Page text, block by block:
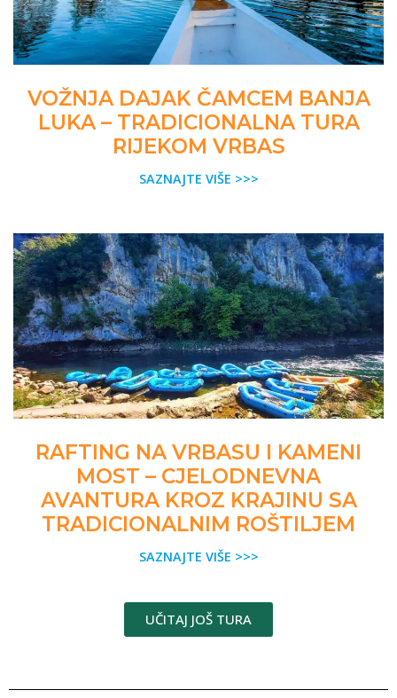
VOŽNJA DAJAK ČAMCEM BANJA
LUKA – TRADICIONALNA TURA
RIJEKOM VRBAS
SAZNAJTE VIŠE >>>
RAFTING NA VRBASU I KAMENI
MOST – CJELODNEVNA
AVANTURA KROZ KRAJINU SA
TRADICIONALNIM ROŠTILJEM
SAZNAJTE VIŠE >>>
UČITAJ JOŠ TURA